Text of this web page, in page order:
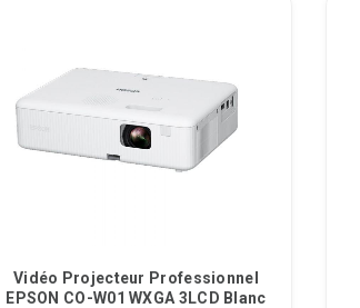
Vidéo Projecteur Professionnel
EPSON CO-W01 WXGA 3LCD Blanc